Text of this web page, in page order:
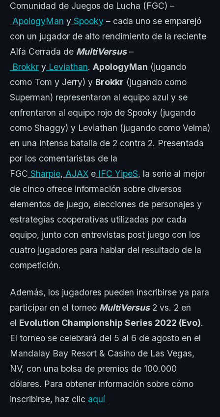
Comunidad de Juegos de Lucha (FGC) –
ApologyMan y Spooky – cada uno se emparejó
con un jugador de alto rendimiento de la reciente
Alfa Cerrada de MultiVersus–
Brokkr y Leviathan. ApologyMan (jugando
como Tom y Jerry) y Brokkr (jugando como
Superman) representaron al equipo azul y se
enfrentaron al equipo rojo de Spooky (jugando
como Shaggy) y Leviathan (jugando como Velma)
en una intensa batalla de 2 contra 2. Presentada
por los comentaristas de la
FGC Sharpie, AJAX e IFC YipeS, la serie al mejor
de cinco ofrece información sobre diversos
elementos de juego, elecciones de personajes y
estrategias cooperativas utilizadas por cada
equipo, junto con entrevistas post juego con los
cuatro jugadores para hablar del resultado de la
competición.
Además, los jugadores pueden inscribirse ya para
participar en el torneo MultiVersus2 vs. 2 en
el Evolution Championship Series 2022 (Evo).
El torneo se celebrará del 5 al 6 de agosto en el
Mandalay Bay Resort & Casino de Las Vegas,
NV, con una bolsa de premios de 100.000
dólares. Para obtener información sobre cómo
inscribirse, haz clic aquí